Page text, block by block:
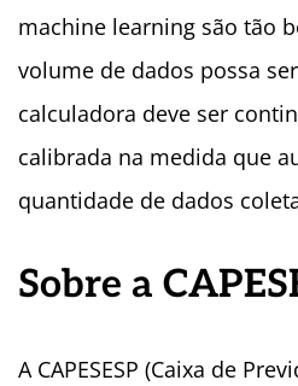
machine learning são tão
volume de dados possa
calculadora deve ser
calibrada na medida que
quantidade de dados
Sobre a
A CAPESESP (Caixa de